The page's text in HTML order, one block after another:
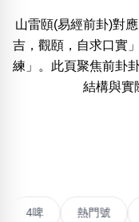
位置:
一 三 四
無0 無3無4無5
山雷頤(易經前卦)對
吉，觀頤，自求口實
練」。此頁聚焦前卦
結構與實
熱門號